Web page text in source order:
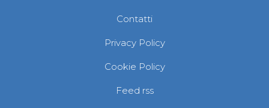
Contatti
Privacy Policy
Cookie Policy
Feed rss